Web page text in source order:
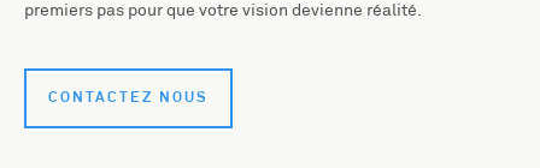
premiers pas pour que votre vision devienne réalité.
CONTACTEZ NOUS